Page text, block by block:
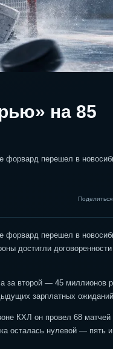
на 85
форвард перешел в
форвард перешел в
достигли
за второй — 45 миллионов
зарплатных ожиданий
КХЛ он провел 68 матчей
осталась нулевой — пять